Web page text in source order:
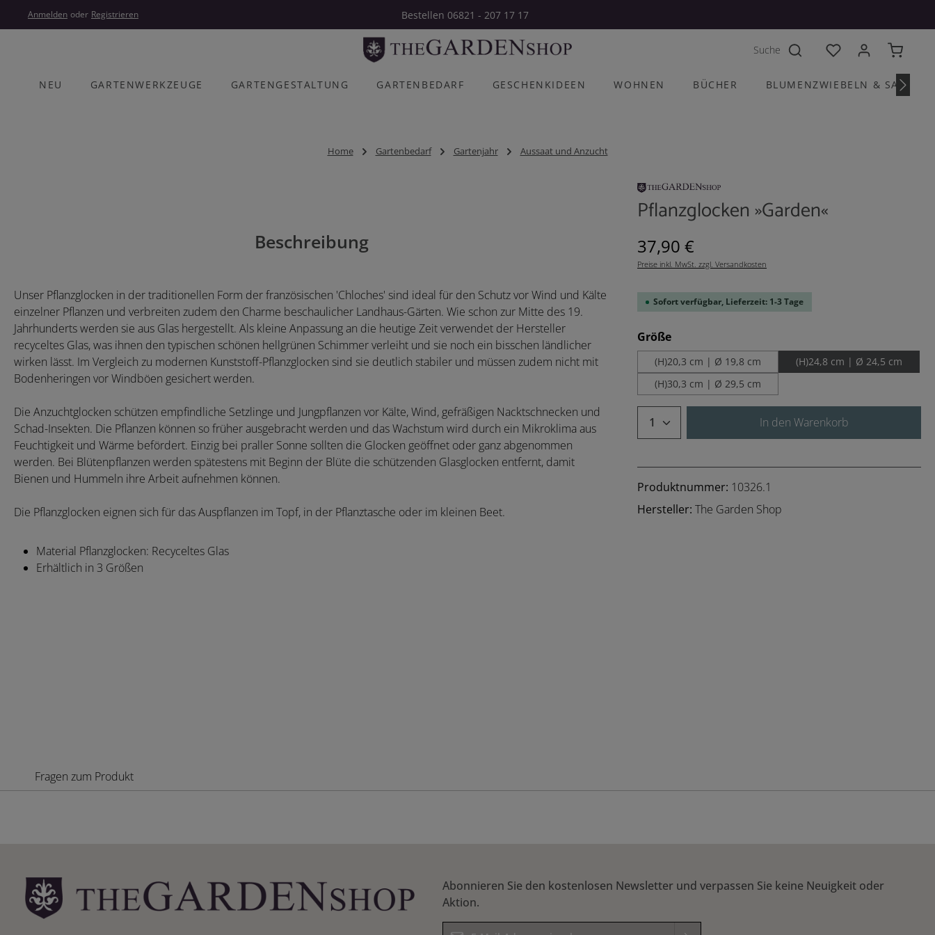
Hauptinhalt springen
Zur Hauptnavigation springen
Anmelden oder Registrieren Bestellen 06821 - 207 17 17
Du hast 0 Produkte
NEU GARTENWERKZEUGE GARTENGESTALTUNG GARTENBEDARF GESCHENKIDEEN WOHNEN BÜCHER BLUMENZWIEBELN &
Home Gartenbedarf Gartenjahr Aussaat und Anzucht
Pflanzglocken »Garden«
Regulärer Preis:
37,90 €
Preise inkl. MwSt. zzgl. Versandkosten
Sofort verfügbar, Lieferzeit: 1-3 Tage
Größeauswählen
(H)20,3 cm | Ø 19,8 cm
(H)24,8 cm | Ø 24,5 cm
(H)30,3 cm | Ø 29,5 cm
Produkt Anzahl: Gib den
In den Warenkorb
Produktnummer: 10326.1
Hersteller: The Garden Shop
Beschreibung
Unser Pflanzglocken in der traditionellen Form der französischen 'Chloches' sind ideal für den Schutz vor Wind und Kälte
einzelner Pflanzen und verbreiten zudem den Charme beschaulicher Landhaus-Gärten. Wie schon zur Mitte des 19.
Jahrhunderts werden sie aus Glas hergestellt. Als kleine Anpassung an die heutige Zeit verwendet der Hersteller
recyceltes Glas, was ihnen den typischen schönen hellgrünen Schimmer verleiht und sie noch ein bisschen ländlicher
wirken lässt. Im Vergleich zu modernen Kunststoff-Pflanzglocken sind sie deutlich stabiler und müssen zudem nicht mit
Bodenheringen vor Windböen gesichert werden.
Die Anzuchtglocken schützen empfindliche Setzlinge und Jungpflanzen vor Kälte, Wind, gefräßigen Nacktschnecken und
Schad-Insekten. Die Pflanzen können so früher ausgebracht werden und das Wachstum wird durch ein Mikroklima aus
Feuchtigkeit und Wärme befördert. Einzig bei praller Sonne sollten die Glocken geöffnet oder ganz abgenommen
werden. Bei Blütenpflanzen werden spätestens mit Beginn der Blüte die schützenden Glasglocken entfernt, damit
Bienen und Hummeln ihre Arbeit aufnehmen können.
Die Pflanzglocken eignen sich für das Auspflanzen im Topf, in der Pflanztasche oder im kleinen Beet.
Material Pflanzglocken: Recyceltes Glas
Erhältlich in 3 Größen
Fragen zum Produkt
Abonnieren Sie den kostenlosen Newsletter und verpassen Sie keine Neuigkeit oder
Aktion.
E-Mail-Adresse*